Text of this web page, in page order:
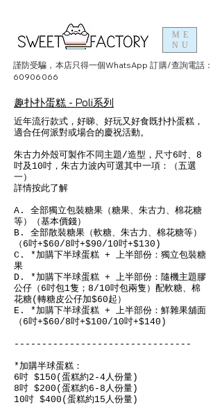
ME
NU
謹防受騙，本店只得一個WhatsApp 訂購/查詢電話：
60906066
趣扑扑蛋糕 - Poli系列
近年流行款式，好睇、好玩又好食既扑扑蛋糕，
適合任何派對或場合的慶祝活動。
朱古力外殼可製作不同主題/造型，尺寸6吋、8
吋及10吋，朱古力波內可選其中一項：（五選
一）
詳情按此了解
A. 全部獨立包裝糖果（糖果、朱古力、棉花糖
等）（基本價錢）
B. 全部散裝糖果（軟糖、朱古力、棉花糖等）
（6吋+$60/8吋+$90/10吋+$130)
C. *加購下半球蛋糕 + 上半部份：獨立包裝糖
果
D. *加購下半球蛋糕 + 上半部份：隨機主題膠
公仔（6吋包1隻；8/10吋包兩隻）配軟糖、棉
花糖(轉糖皮公仔加$60起）
E. *加購下半球蛋糕 + 上半部份：鮮雜果舖面
（6吋+$60/8吋+$100/10吋+$140)
--------------------------------
*加購半球蛋糕：
6吋 $150(蛋糕約2-4人份量)
8吋 $200(蛋糕約6-8人份量)
10吋 $400(蛋糕約15人份量)